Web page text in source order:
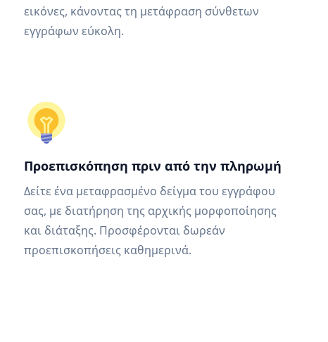
εικόνες, κάνοντας τη μετάφραση σύνθετων
εγγράφων εύκολη.
Προεπισκόπηση πριν από την πληρωμή
Δείτε ένα μεταφρασμένο δείγμα του εγγράφου
σας, με διατήρηση της αρχικής μορφοποίησης
και διάταξης. Προσφέρονται δωρεάν
προεπισκοπήσεις καθημερινά.